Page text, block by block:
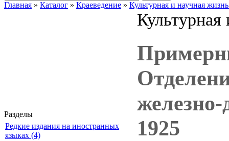
Главная » Каталог » Краеведение » Культурная и научная
Разделы
Редкие издания на иностранных
языках (4)
1925